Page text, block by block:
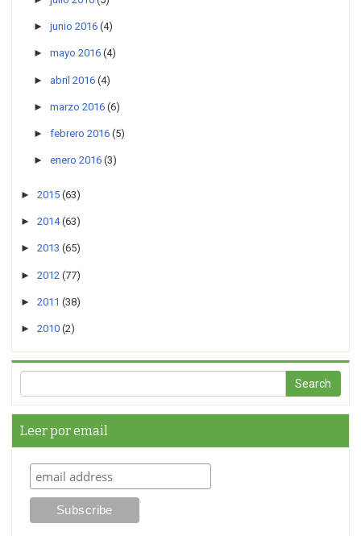
► junio 2016 (4)
► mayo 2016 (4)
► abril 2016 (4)
► marzo 2016 (6)
► febrero 2016 (5)
► enero 2016 (3)
► 2015 (63)
► 2014 (63)
► 2013 (65)
► 2012 (77)
► 2011 (38)
► 2010 (2)
Leer por email